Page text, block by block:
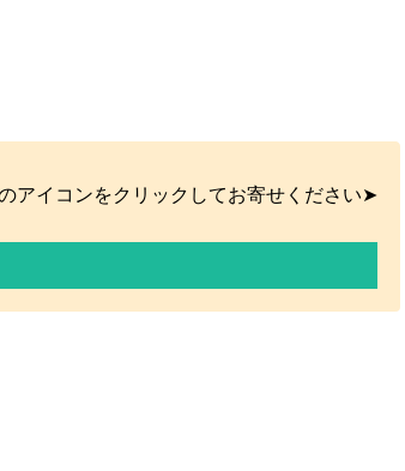
アイコンをクリックしてお寄せください➤